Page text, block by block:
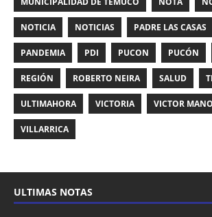
NOTICIA NOTICIAS PADRE LAS CASAS
PANDEMIA PDI PUCON PUCÓN
REGIÓN ROBERTO NEIRA SALUD
ULTIMAHORA VICTORIA VICTOR
VILLARRICA
ULTIMAS NOTAS